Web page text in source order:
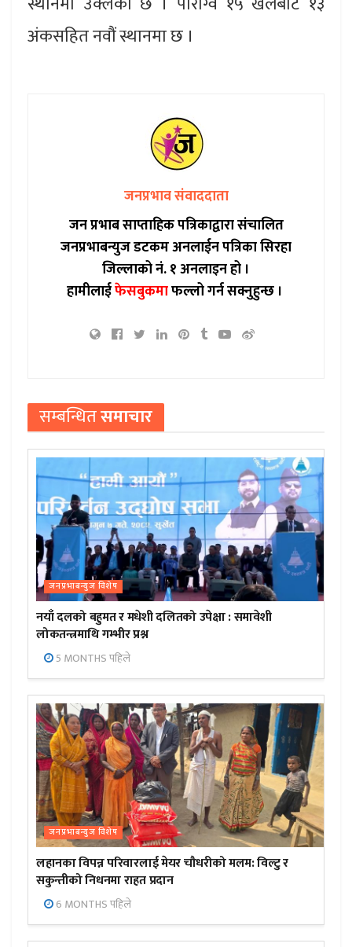
अंकसहित नवौं स्थानमा छ ।
जनप्रभाव संवाददाता
जन प्रभाब साप्ताहिक पत्रिकाद्वारा संचालित
जनप्रभाबन्युज डटकम अनलाईन पत्रिका सिरहा
जिल्लाको नं. १ अनलाइन हो ।
हामीलाईफेसबुकमाफल्लो गर्न सक्नुहुन्छ ।
सम्बन्धितसमाचार
जनप्रभाबन्युज विशेष
नयाँ दलको बहुमत र मधेशी दलितको उपेक्षा : समावेशी
लोकतन्त्रमाथि गम्भीर प्रश्न
5 MONTHS पहिले
जनप्रभाबन्युज विशेष
लहानका विपन्न परिवारलाई मेयर चौधरीको मलम: विल्टु र
सकुन्तीको निधनमा राहत प्रदान
6 MONTHS पहिले